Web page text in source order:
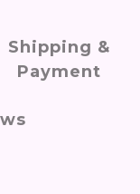
Shipping &
Payment